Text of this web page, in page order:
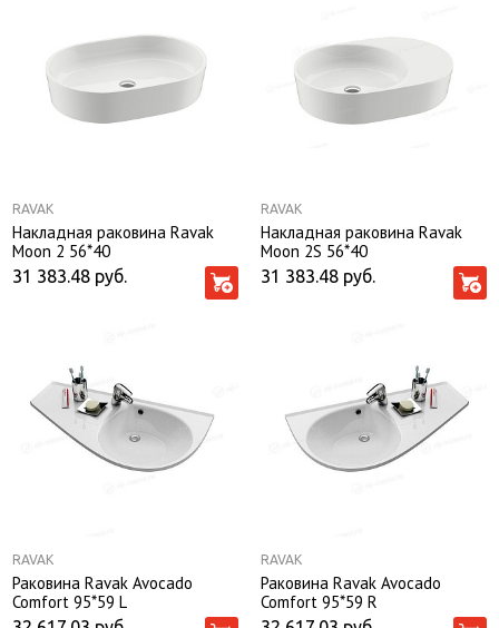
RAVAK
Накладная раковина Ravak
Moon 2 56*40
31 383.48 руб.
RAVAK
Накладная раковина Ravak
Moon 2S 56*40
31 383.48 руб.
RAVAK
Раковина Ravak Avocado
Comfort 95*59 L
RAVAK
Раковина Ravak Avocado
Comfort 95*59 R